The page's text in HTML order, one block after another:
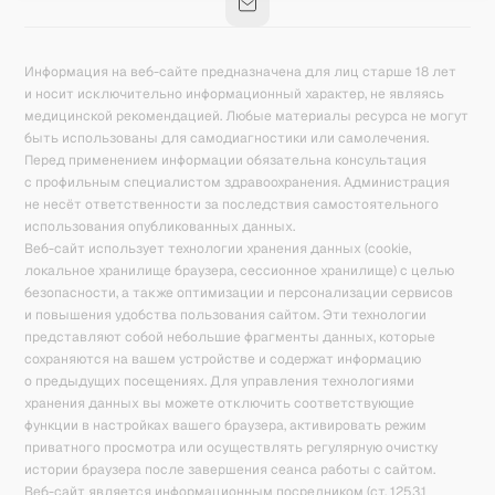
Информация на веб-сайте предназначена для лиц старше 18 лет
и носит исключительно информационный характер, не являясь
медицинской рекомендацией. Любые материалы ресурса не могут
быть использованы для самодиагностики или самолечения.
Перед применением информации обязательна консультация
с профильным специалистом здравоохранения. Администрация
не несёт ответственности за последствия самостоятельного
использования опубликованных данных.
Веб-сайт использует технологии хранения данных (cookie,
локальное хранилище браузера, сессионное хранилище) с целью
безопасности, а также оптимизации и персонализации сервисов
и повышения удобства пользования сайтом. Эти технологии
представляют собой небольшие фрагменты данных, которые
сохраняются на вашем устройстве и содержат информацию
о предыдущих посещениях. Для управления технологиями
хранения данных вы можете отключить соответствующие
функции в настройках вашего браузера, активировать режим
приватного просмотра или осуществлять регулярную очистку
истории браузера после завершения сеанса работы с сайтом.